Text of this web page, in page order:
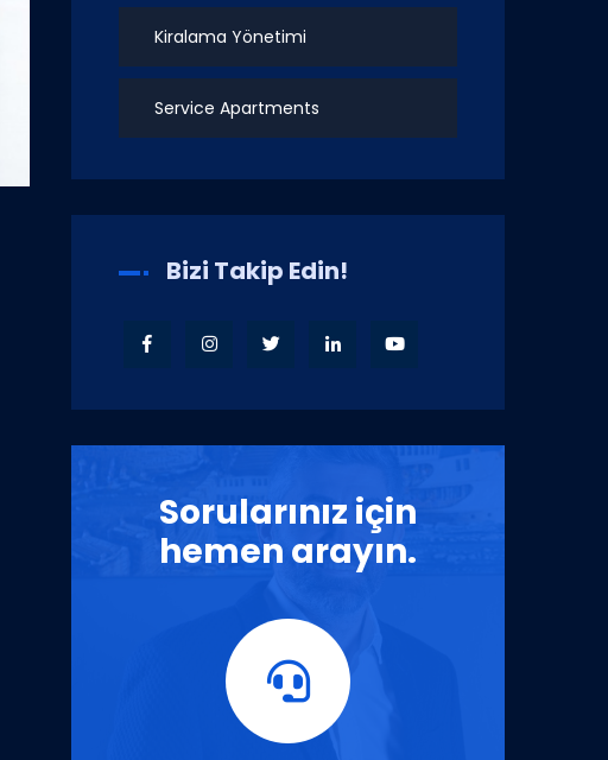
Kiralama Yönetimi
Service Apartments
Bizi Takip Edin!
Sorularınız için
hemen arayın.